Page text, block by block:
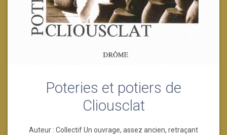
Poteries et potiers de
Cliousclat
Auteur : Collectif Un ouvrage, assez ancien, retraçant